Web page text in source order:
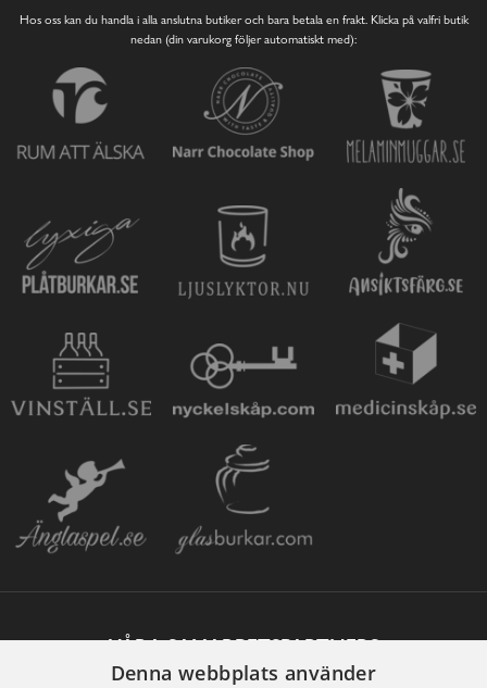
Hos oss kan du handla i alla anslutna butiker och bara betala en frakt. Klicka på valfri butik
nedan (din varukorg följer automatiskt med):
VÅRA SAMARBETSPARTNERS
Denna webbplats använder